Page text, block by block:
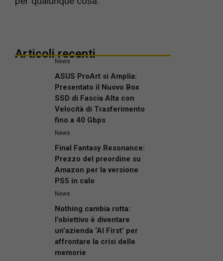
Articoli recenti
News
ASUS ProArt si Amplia:
Presentato il Nuovo Box
SSD di Fascia Alta con
Velocità di Trasferimento
fino a 40 Gbps
News
Final Fantasy Resonance:
Prezzo del preordine su
Amazon per la versione
PS5 in calo
News
Nothing cambia rotta:
l’obiettivo è diventare
un’azienda ‘AI First’ per
affrontare la crisi delle
memorie